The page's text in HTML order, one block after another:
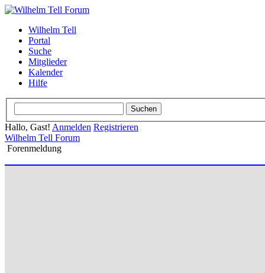
Wilhelm Tell
Portal
Suche
Mitglieder
Kalender
Hilfe
Hallo, Gast! Anmelden Registrieren
Wilhelm Tell Forum
Forenmeldung